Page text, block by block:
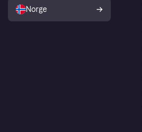
Norge